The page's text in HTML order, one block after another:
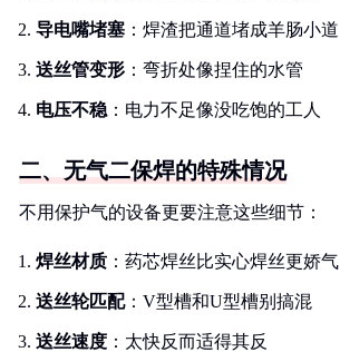
导电嘴堵塞 ：焊渣把通道堵成羊肠小道
送丝管变形 ：弯折处像捏住的水管
电压不稳 ：电力不足像没吃饱的工人
二、无气二保焊的特殊情况
不用保护气的设备更要注意这些细节：
焊丝材质 ：药芯焊丝比实心焊丝更娇气
送丝轮匹配：V型槽和U型槽别搞混
送丝速度 ：太快反而适得其反